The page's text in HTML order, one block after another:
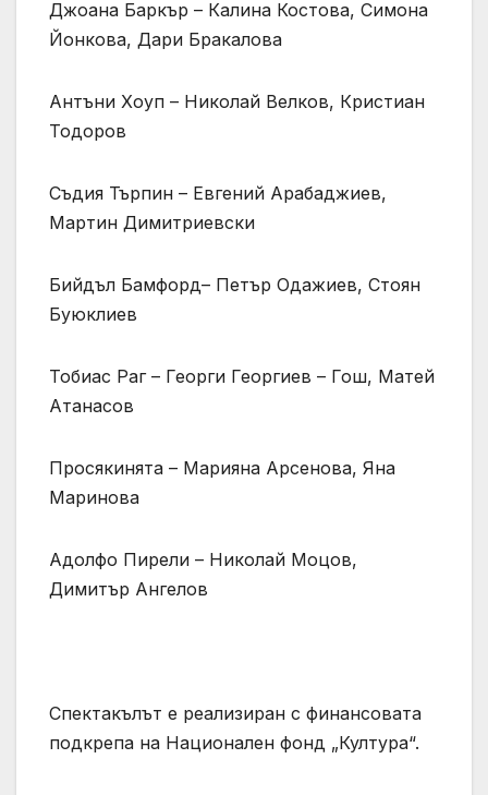
Джоана Баркър – Калина Костова, Симона
Йонкова, Дари Бракалова
Антъни Хоуп – Николай Велков, Кристиан
Тодоров
Съдия Търпин – Евгений Арабаджиев,
Мартин Димитриевски
Бийдъл Бамфорд– Петър Одажиев, Стоян
Буюклиев
Тобиас Раг – Георги Георгиев – Гош, Матей
Атанасов
Просякинята – Марияна Арсенова, Яна
Маринова
Адолфо Пирели – Николай Моцов,
Димитър Ангелов
Спектакълът е реализиран с финансовата
подкрепа на Национален фонд „Култура“.